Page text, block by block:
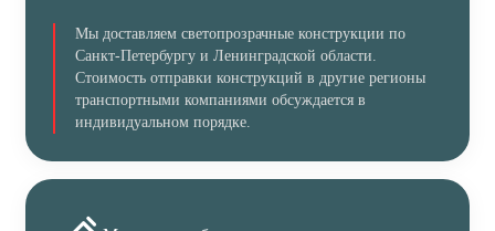
Мы доставляем светопрозрачные конструкции по
Санкт-Петербургу и Ленинградской области.
Стоимость отправки конструкций в другие регионы
транспортными компаниями обсуждается в
индивидуальном порядке.